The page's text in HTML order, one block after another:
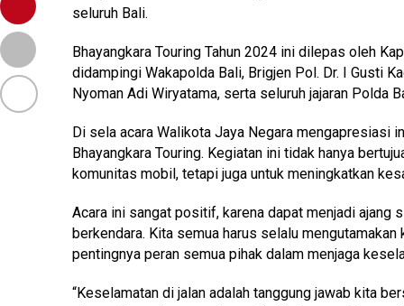
seluruh Bali.
Bhayangkara Touring Tahun 2024 ini dilepas oleh
didampingi Wakapolda Bali, Brigjen Pol. Dr. I Gusti
Nyoman Adi Wiryatama, serta seluruh jajaran Polda
Di sela acara Walikota Jaya Negara mengapresiasi
Bhayangkara Touring. Kegiatan ini tidak hanya
komunitas mobil, tetapi juga untuk meningkatkan
Acara ini sangat positif, karena dapat menjadi ajang
berkendara. Kita semua harus selalu
pentingnya peran semua pihak dalam menjaga
“Keselamatan di jalan adalah tanggung jawab kita